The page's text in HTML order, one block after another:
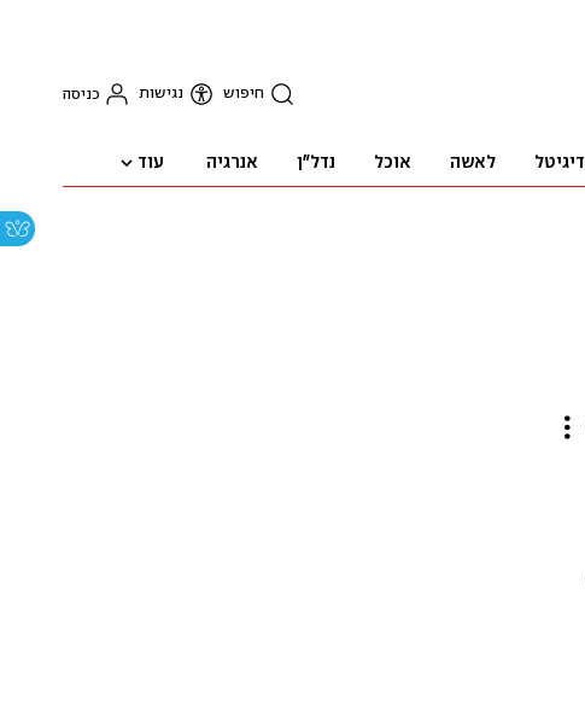
חיפוש נגישות כניסה
דיגיטל לאשה אוכל נדל"ן אנרגיה עוד